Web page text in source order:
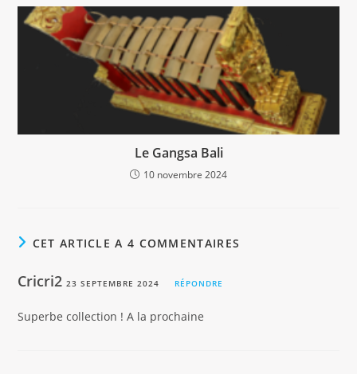
Le Gangsa Bali
10 novembre 2024
CET ARTICLE A 4 COMMENTAIRES
Cricri223 SEPTEMBRE 2024 RÉPONDRE
Superbe collection ! A la prochaine